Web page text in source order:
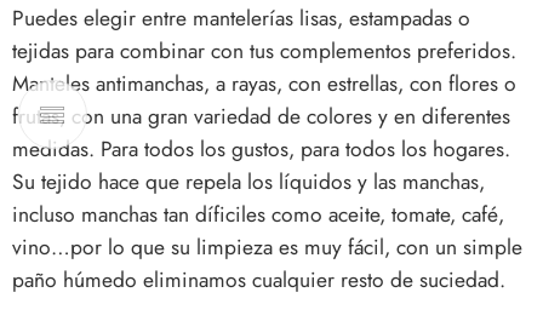
Puedes elegir entre mantelerías lisas, estampadas o
tejidas para combinar con tus complementos preferidos.
Manteles antimanchas, a rayas, con estrellas, con flores o
frutas, con una gran variedad de colores y en diferentes
medidas. Para todos los gustos, para todos los hogares.
Su tejido hace que repela los líquidos y las manchas,
incluso manchas tan díficiles como aceite, tomate, café,
vino…por lo que su limpieza es muy fácil, con un simple
paño húmedo eliminamos cualquier resto de suciedad.